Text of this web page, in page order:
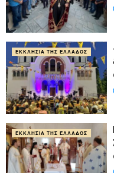
ΕΚΚΛΗΣΊΑ ΤΗΣ ΕΛΛΆΔΟΣ
ΕΚΚΛΗΣΊΑ ΤΗΣ ΕΛΛΆΔΟΣ